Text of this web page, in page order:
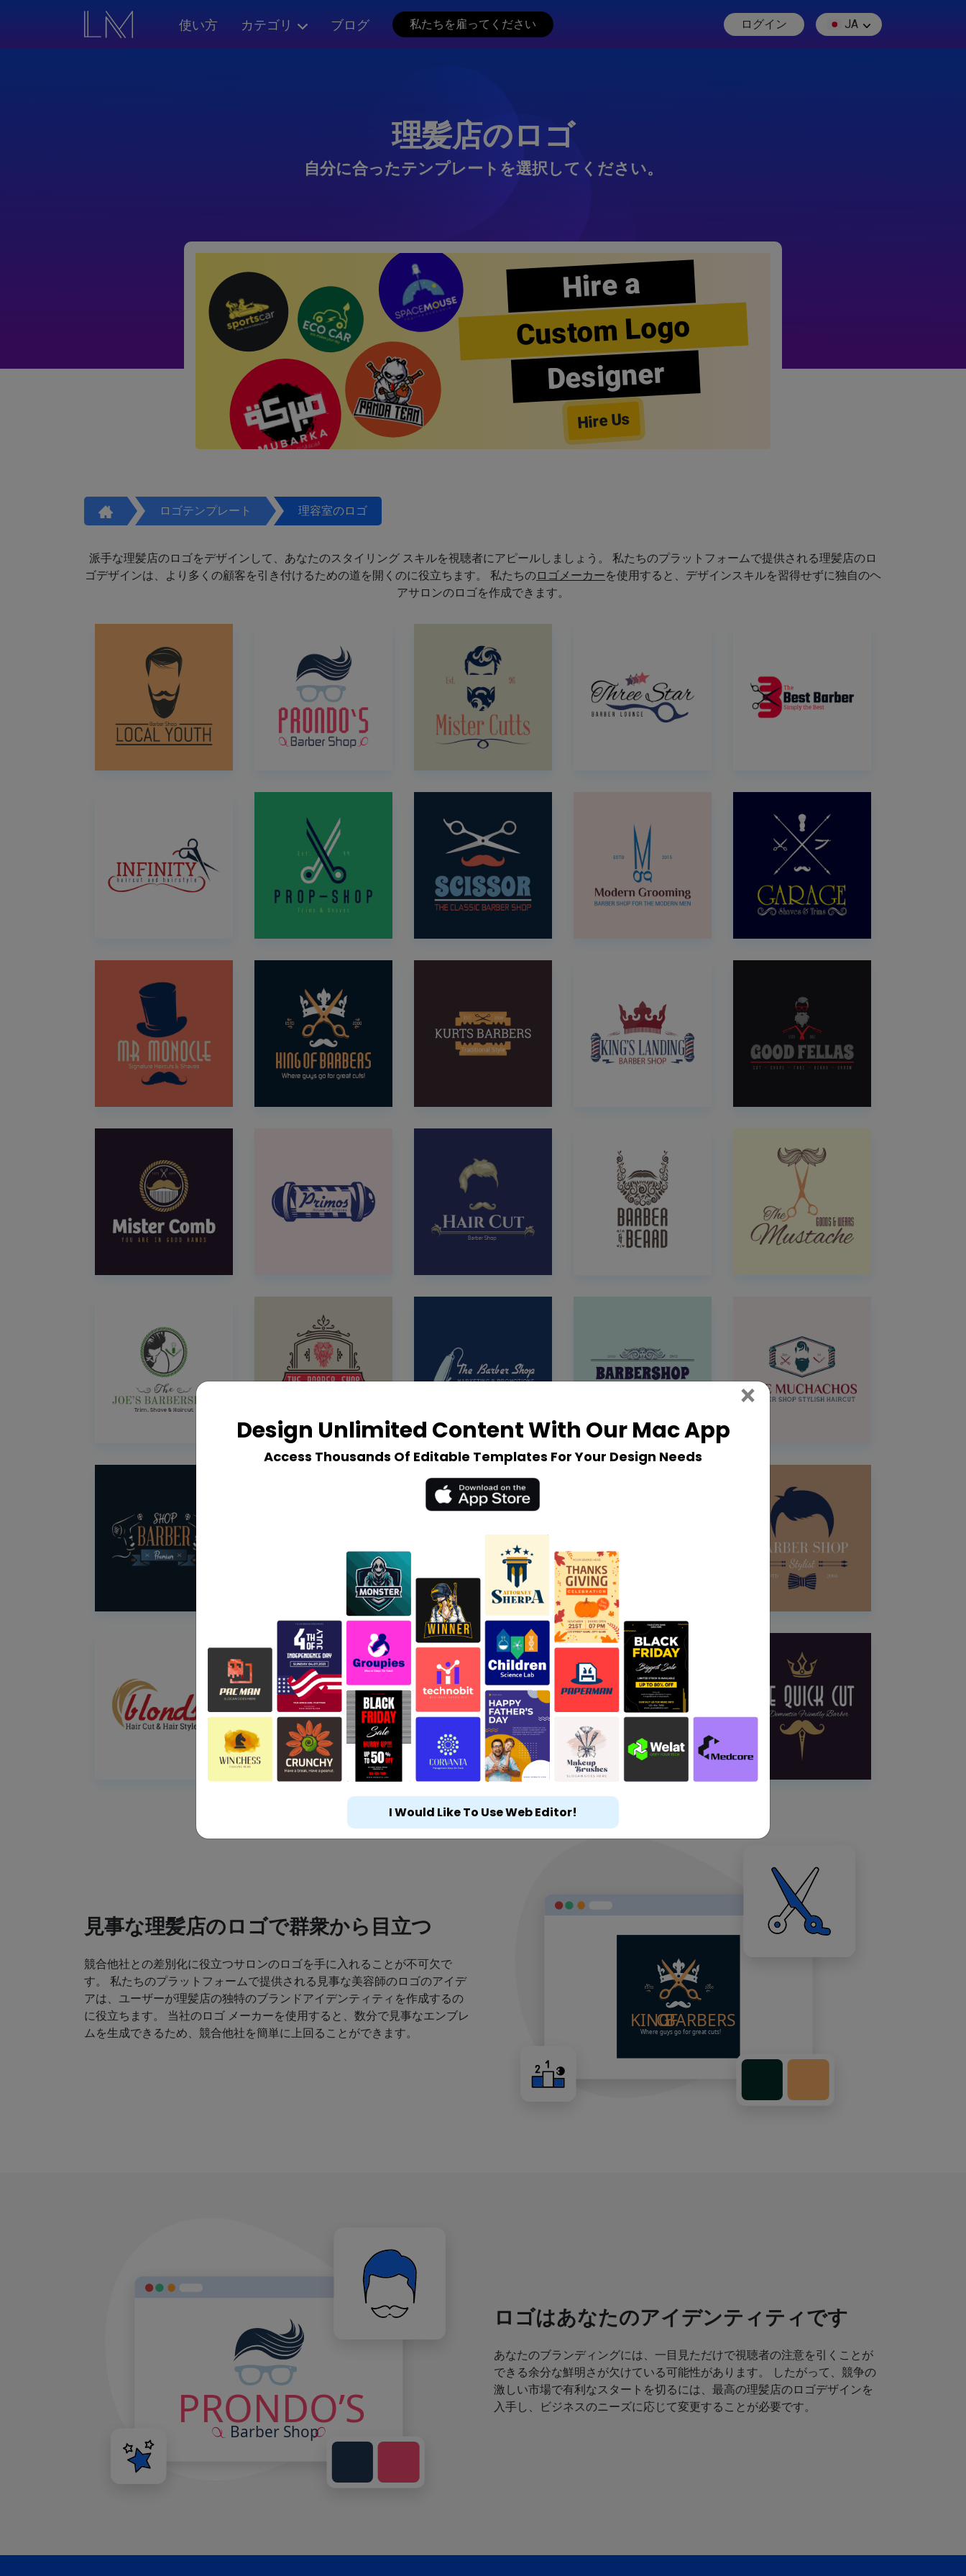
使い方 カテゴリ ブログ 私たちを雇ってください ログイン JA
理髪店のロゴ
自分に合ったテンプレートを選択してください。
Hire a
Custom Logo
Designer
Hire Us
ロゴテンプレート 理容室のロゴ
派手な理髪店のロゴをデザインして、あなたのスタイリング スキルを視聴者にアピールしましょう。 私たちのプラットフォームで提供される理髪店のロ
ゴデザインは、より多くの顧客を引き付けるための道を開くのに役立ちます。 私たちのロゴメーカーを使用すると、デザインスキルを習得せずに独自のヘ
アサロンのロゴを作成できます。
見事な理髪店のロゴで群衆から目立つ
競合他社との差別化に役立つサロンのロゴを手に入れることが不可欠で
す。 私たちのプラットフォームで提供される見事な美容師のロゴのアイデ
アは、ユーザーが理髪店の独特のブランドアイデンティティを作成するの
に役立ちます。 当社のロゴ メーカーを使用すると、数分で見事なエンブレ
ムを生成できるため、競合他社を簡単に上回ることができます。
ロゴはあなたのアイデンティティです
あなたのブランディングには、一目見ただけで視聴者の注意を引くことが
できる余分な鮮明さが欠けている可能性があります。 したがって、競争の
激しい市場で有利なスタートを切るには、最高の理髪店のロゴデザインを
入手し、ビジネスのニーズに応じて変更することが必要です。
Design Unlimited Content With Our Mac App
Access Thousands Of Editable Templates For Your Design Needs
× Close
I Would Like To Use Web Editor!